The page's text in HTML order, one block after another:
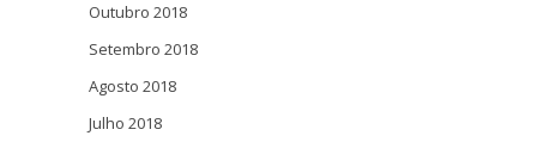
Outubro 2018
Setembro 2018
Agosto 2018
Julho 2018